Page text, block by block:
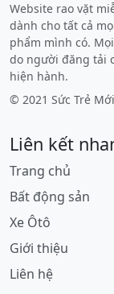
Website rao vặt
dành cho tất cả
phẩm mình có.
do người đăng tải
hiện hành.
© 2021 Sức Trẻ Mới
Liên kết
Trang chủ
Bất động sản
Xe Ôtô
Giới thiệu
Liên hệ